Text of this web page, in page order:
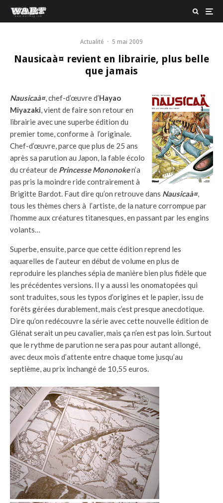
Actualité · 5 mai 2009
Nausicaà¤ revient en librairie, plus belle
que jamais
Nausicaà¤, chef-d’œuvre d’Hayao
Miyazaki,vient de faire son retour en
librairie avec une superbe édition du
premier tome, conforme à l’originale.
Chef-d’œuvre, parce que plus de 25 ans
après sa parution au Japon, la fable écolo
du créateur de Princesse Mononoken’a
pas pris la moindre ride contrairement à
Brigitte Bardot. Faut dire qu’on retrouve dans Nausicaà¤,
tous les thèmes chers à l’artiste, de la nature corrompue par
l’homme aux créatures titanesques, en passant par les engins
volants…
Superbe, ensuite, parce que cette édition reprend les
aquarelles de l’auteur en début de volume en plus de
reproduire les planches sépia de manière bien plus fidèle que
les précédentes versions. Il y a aussi les onomatopées qui
sont traduites, sous les typos d’origines et le papier, issu de
forêts gérées durablement, mais c’est presque anecdotique.
Dire qu’on redécouvre la série avec cette nouvelle édition de
Glénat serait un peu cavalier, mais ça n’en est pas loin. Surtout
que le rythme de parution ne sera pas pour autant allongé,
avec deux mois d’attente entre chaque tome jusqu’au
septième, au prix inchangé de 10,55 euros.